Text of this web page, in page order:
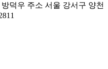
덕우 주소 서울 강서구 양천